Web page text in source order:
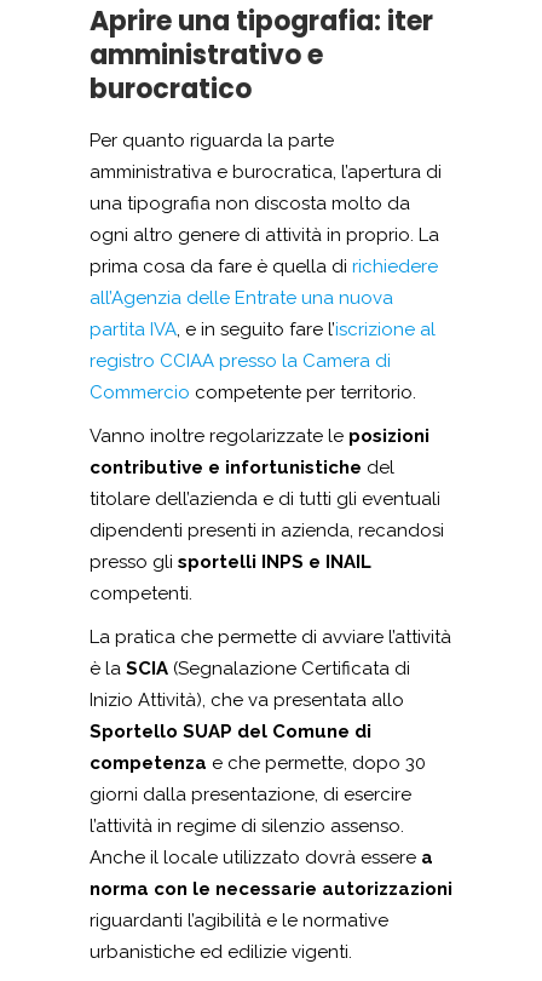
Aprire una tipografia: iter
amministrativo e
burocratico
Per quanto riguarda la parte
amministrativa e burocratica, l’apertura di
una tipografia non discosta molto da
ogni altro genere di attività in proprio. La
prima cosa da fare è quella di richiedere
all’Agenzia delle Entrate una nuova
partita IVA, e in seguito fare l’iscrizione al
registro CCIAA presso la Camera di
Commercio competente per territorio.
Vanno inoltre regolarizzate le posizioni
contributive e infortunistiche del
titolare dell’azienda e di tutti gli eventuali
dipendenti presenti in azienda, recandosi
presso gli sportelli INPS e INAIL
competenti.
La pratica che permette di avviare l’attività
è la SCIA (Segnalazione Certificata di
Inizio Attività), che va presentata allo
Sportello SUAP del Comune di
competenza e che permette, dopo 30
giorni dalla presentazione, di esercire
l’attività in regime di silenzio assenso.
Anche il locale utilizzato dovrà essere a
norma con le necessarie autorizzazioni
riguardanti l’agibilità e le normative
urbanistiche ed edilizie vigenti.